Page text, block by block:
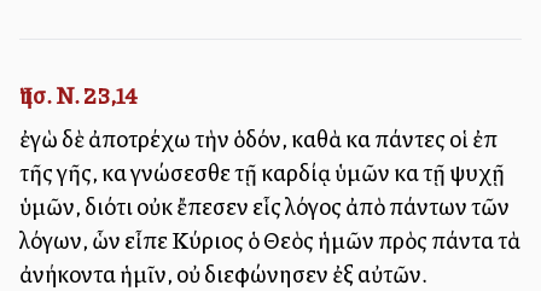
Ἰησ. Ν. 23,14
ἐγὼ δὲ ἀποτρέχω τὴν ὁδόν, καθὰ καὶ πάντες οἱ ἐπὶ
τῆς γῆς, καὶ γνώσεσθε τῇ καρδίᾳ ὑμῶν καὶ τῇ ψυχῇ
ὑμῶν, διότι οὐκ ἔπεσεν εἷς λόγος ἀπὸ πάντων τῶν
λόγων, ὧν εἶπε Κύριος ὁ Θεὸς ἡμῶν πρὸς πάντα τὰ
ἀνήκοντα ἡμῖν, οὐ διεφώνησεν ἐξ αὐτῶν.